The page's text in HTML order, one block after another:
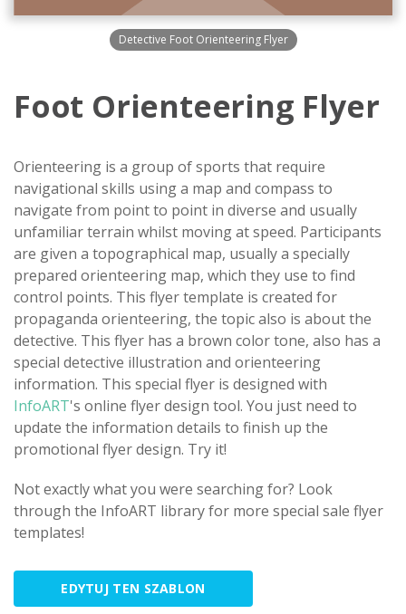
Detective Foot Orienteering Flyer
Foot Orienteering Flyer
Orienteering is a group of sports that require
navigational skills using a map and compass to
navigate from point to point in diverse and usually
unfamiliar terrain whilst moving at speed. Participants
are given a topographical map, usually a specially
prepared orienteering map, which they use to find
control points. This flyer template is created for
propaganda orienteering, the topic also is about the
detective. This flyer has a brown color tone, also has a
special detective illustration and orienteering
information. This special flyer is designed with
InfoART's online flyer design tool. You just need to
update the information details to finish up the
promotional flyer design. Try it!
Not exactly what you were searching for? Look
through the InfoART library for more special sale flyer
templates!
EDYTUJ TEN SZABLON